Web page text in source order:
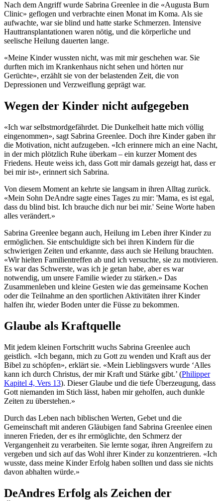
Nach dem Angriff wurde Sabrina Greenlee in die «Augusta Burn
Clinic» geflogen und verbrachte einen Monat im Koma. Als sie
aufwachte, war sie blind und hatte starke Schmerzen. Intensive
Hauttransplantationen waren nötig, und die körperliche und
seelische Heilung dauerten lange.
«Meine Kinder wussten nicht, was mit mir geschehen war. Sie
durften mich im Krankenhaus nicht sehen und hörten nur
Gerüchte», erzählt sie von der belastenden Zeit, die von
Depressionen und Verzweiflung geprägt war.
Wegen der Kinder nicht aufgegeben
«Ich war selbstmordgefährdet. Die Dunkelheit hatte mich völlig
eingenommen», sagt Sabrina Greenlee. Doch ihre Kinder gaben ihr
die Motivation, nicht aufzugeben. «Ich erinnere mich an eine Nacht,
in der mich plötzlich Ruhe überkam – ein kurzer Moment des
Friedens. Heute weiss ich, dass Gott mir damals gezeigt hat, dass er
bei mir ist», erinnert sich Sabrina.
Von diesem Moment an kehrte sie langsam in ihren Alltag zurück.
«Mein Sohn DeAndre sagte eines Tages zu mir: 'Mama, es ist egal,
dass du blind bist. Ich brauche dich nur bei mir.' Seine Worte haben
alles verändert.»
Sabrina Greenlee begann auch, Heilung im Leben ihrer Kinder zu
ermöglichen. Sie entschuldigte sich bei ihren Kindern für die
schwierigen Zeiten und erkannte, dass auch sie Heilung brauchten.
«Wir hielten Familientreffen ab und ich versuchte, sie zu motivieren.
Es war das Schwerste, was ich je getan habe, aber es war
notwendig, um unsere Familie wieder zu stärken.» Das
Zusammenleben und kleine Gesten wie das gemeinsame Kochen
oder die Teilnahme an den sportlichen Aktivitäten ihrer Kinder
halfen ihr, wieder Boden unter die Füsse zu bekommen.
Glaube als Kraftquelle
Mit jedem kleinen Fortschritt wuchs Sabrina Greenlee auch
geistlich. «Ich begann, mich zu Gott zu wenden und Kraft aus der
Bibel zu schöpfen», erklärt sie. «Mein Lieblingsvers wurde ‘Alles
kann ich durch Christus, der mir Kraft und Stärke gibt.’ (Philipper
Kapitel 4, Vers 13). Dieser Glaube und die tiefe Überzeugung, dass
Gott niemanden im Stich lässt, haben mir geholfen, auch dunkle
Zeiten zu überstehen.»
Durch das Leben nach biblischen Werten, Gebet und die
Gemeinschaft mit anderen Gläubigen fand Sabrina Greenlee einen
inneren Frieden, der es ihr ermöglichte, den Schmerz der
Vergangenheit zu verarbeiten. Sie lernte sogar, ihren Angreifern zu
vergeben und sich auf das Wohl ihrer Kinder zu konzentrieren. «Ich
wusste, dass meine Kinder Erfolg haben sollten und dass sie nichts
davon abhalten würde.»
DeAndres Erfolg als Zeichen der